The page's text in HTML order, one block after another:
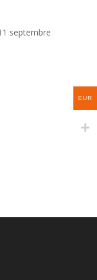
septembre
EUR